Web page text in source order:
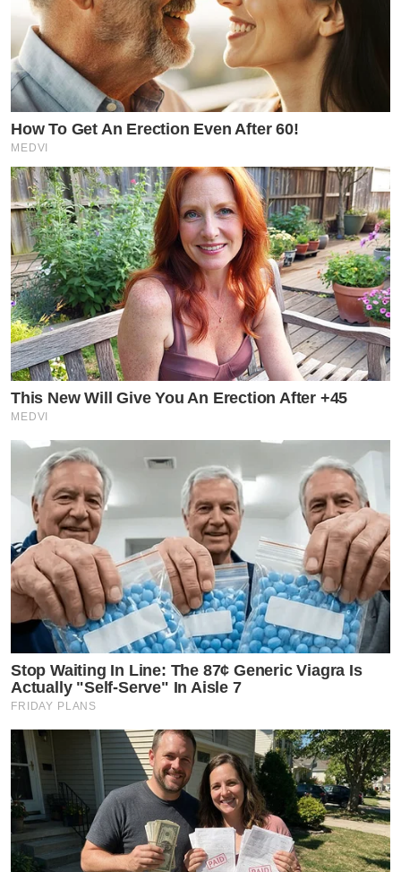
How To Get An Erection Even After 60!
MEDVI
This New Will Give You An Erection After +45
MEDVI
Stop Waiting In Line: The 87¢ Generic Viagra Is
Actually "Self-Serve" In Aisle 7
FRIDAY PLANS